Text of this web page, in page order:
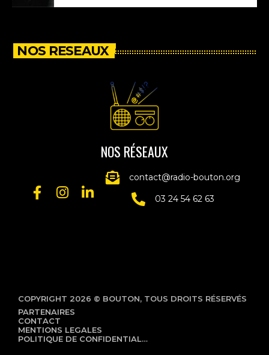
NOS RESEAUX
NOS RÉSEAUX
contact@radio-bouton.org
03 24 54 62 63
COPYRIGHT 2026 © BOUTON, TOUS DROITS RÉSERVÉS
PARTENAIRES
CONTACT
MENTIONS LEGALES
POLITIQUE DE CONFIDENTIALITÉ